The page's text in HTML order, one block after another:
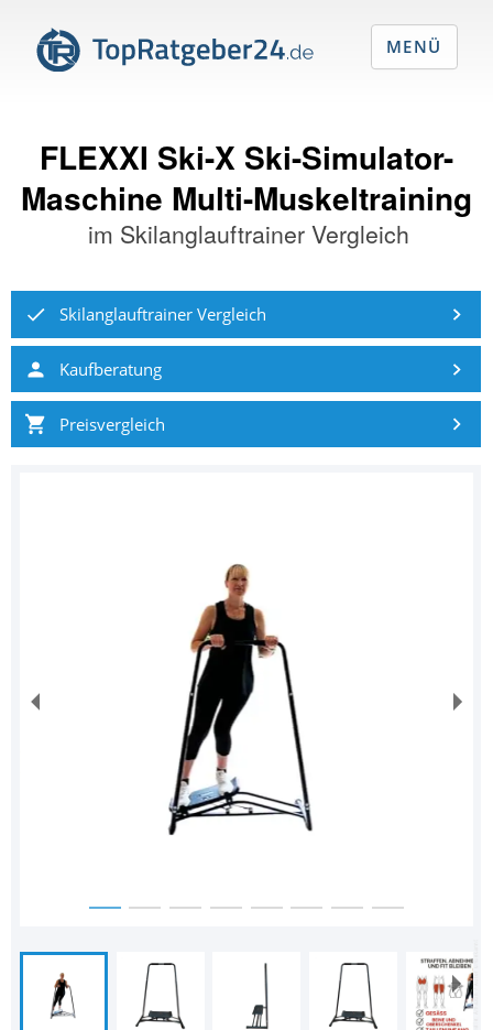
FLEXXI Ski-X Ski-Simulator-
Maschine Multi-Muskeltraining
im Skilanglauftrainer Vergleich
Skilanglauftrainer Vergleich
Kaufberatung
Preisvergleich
MENÜ